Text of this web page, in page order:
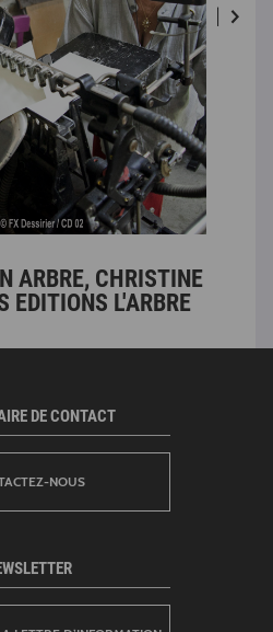
ARBRE, CHRISTINE
EDITIONS L'ARBRE
DE CONTACT
NOUS